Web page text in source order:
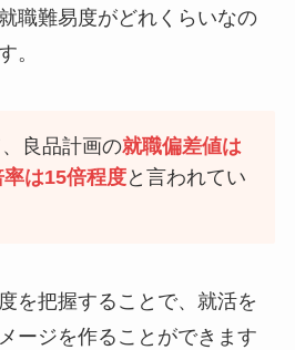
職難易度がどれくらいなの
。
良品計画の就職偏差値は
は15倍程度と言われてい
を把握することで、就活を
ージを作ることができます